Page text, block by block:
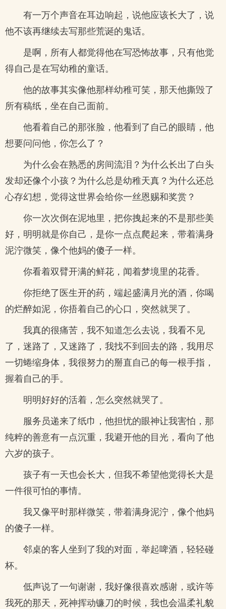
有一万个声音在耳边响起，说他应该长大了，说
他不该再继续去写那些荒诞的鬼话。
是啊，所有人都觉得他在写恐怖故事，只有他觉
得自己是在写幼稚的童话。
他的故事其实像他那样幼稚可笑，那天他撕毁了
所有稿纸，坐在自己面前。
他看着自己的那张脸，他看到了自己的眼睛，他
想要问问他，你怎么了？
为什么会在熟悉的房间流泪？为什么长出了白头
发却还像个小孩？为什么总是幼稚天真？为什么还总
心存幻想，觉得这世界会给你一丝恩赐和奖赏？
你一次次倒在泥地里，把你拽起来的不是那些美
好，明明就是你自己，是你一点点爬起来，带着满身
泥泞微笑，像个他妈的傻子一样。
你看着双臂开满的鲜花，闻着梦境里的花香。
你拒绝了医生开的药，端起盛满月光的酒，你喝
的烂醉如泥，你捂着自己的心口，突然就哭了。
我真的很痛苦，我不知道怎么去说，我看不见
了，迷路了，又迷路了，我找不到回去的路，我用尽
一切蜷缩身体，我很努力的掰直自己的每一根手指，
握着自己的手。
明明好好的活着，怎么突然就哭了。
服务员递来了纸巾，他担忧的眼神让我害怕，那
纯粹的善意有一点沉重，我避开他的目光，看向了他
六岁的孩子。
孩子有一天也会长大，但我不希望他觉得长大是
一件很可怕的事情。
我又像平时那样微笑，带着满身泥泞，像个他妈
的傻子一样。
邻桌的客人坐到了我的对面，举起啤酒，轻轻碰
杯。
低声说了一句谢谢，我好像很喜欢感谢，或许等
我死的那天，死神挥动镰刀的时候，我也会温柔礼貌